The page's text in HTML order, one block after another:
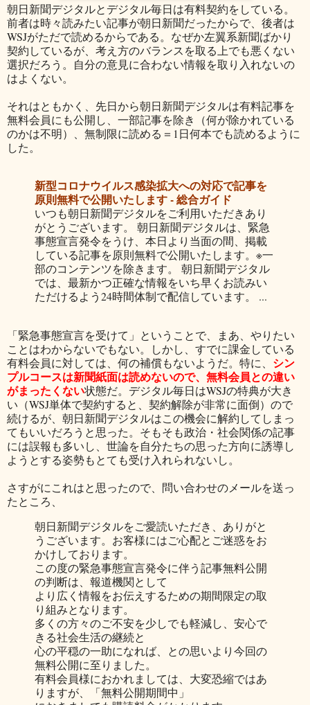
朝日新聞デジタルとデジタル毎日は有料契約をしている。
前者は時々読みたい記事が朝日新聞だったからで、後者は
WSJがただで読めるからである。なぜか左翼系新聞ばかり
契約しているが、考え方のバランスを取る上でも悪くない
選択だろう。自分の意見に合わない情報を取り入れないの
はよくない。
それはともかく、先日から朝日新聞デジタルは有料記事を
無料会員にも公開し、一部記事を除き（何が除かれている
のかは不明）、無制限に読める＝1日何本でも読めるように
した。
新型コロナウイルス感染拡大への対応で記事を
原則無料で公開いたします - 総合ガイド
いつも朝日新聞デジタルをご利用いただきあり
がとうございます。 朝日新聞デジタルは、緊急
事態宣言発令をうけ、本日より当面の間、掲載
している記事を原則無料で公開いたします。※一
部のコンテンツを除きます。 朝日新聞デジタル
では、最新かつ正確な情報をいち早くお読みい
ただけるよう24時間体制で配信しています。 ...
「緊急事態宣言を受けて」ということで、まあ、やりたい
ことはわからないでもない。しかし、すでに課金している
有料会員に対しては、何の補償もないようだ。特に、 シン
プルコースは新聞紙面は読めないので、無料会員との違い
がまったくない状態だ。デジタル毎日はWSJの特典が大き
い（WSJ単体で契約すると、契約解除が非常に面倒）ので
続けるが、朝日新聞デジタルはこの機会に解約してしまっ
てもいいだろうと思った。そもそも政治・社会関係の記事
には誤報も多いし、世論を自分たちの思った方向に誘導し
ようとする姿勢もとても受け入れられないし。
さすがにこれはと思ったので、問い合わせのメールを送っ
たところ、
朝日新聞デジタルをご愛読いただき、ありがと
うございます。お客様にはご心配とご迷惑をお
かけしております。
この度の緊急事態宣言発令に伴う記事無料公開
の判断は、報道機関として
より広く情報をお伝えするための期間限定の取
り組みとなります。
多くの方々のご不安を少しでも軽減し、安心で
きる社会生活の継続と
心の平穏の一助になれば、との思いより今回の
無料公開に至りました。
有料会員様におかれましては、大変恐縮ではあ
りますが、「無料公開期間中」